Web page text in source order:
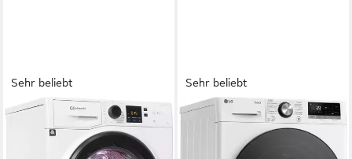
Sehr beliebt
BAUKNECHT
Waschmaschine Super Eco
Sehr beliebt
LG
Waschmaschine F4WR700Y
Kapazität Waschen